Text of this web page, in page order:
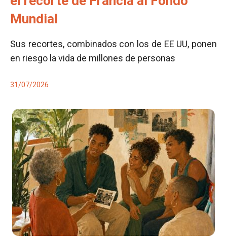
Mundial
Sus recortes, combinados con los de EE UU, ponen
en riesgo la vida de millones de personas
31/07/2026